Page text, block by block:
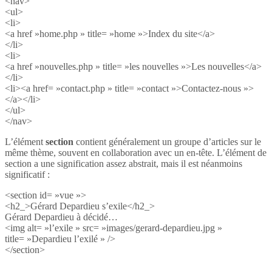
<ul>
<li>
<a href »home.php » title= »home »>Index du site</a>
</li>
<li>
<a href »nouvelles.php » title= »les nouvelles »>Les nouvelles</a>
</li>
<li><a href= »contact.php » title= »contact »>Contactez-nous »>
</a></li>
</ul>
</nav>
L’élément section contient généralement un groupe d’articles sur le
même thème, souvent en collaboration avec un en-tête. L’élément de
section a une signification assez abstrait, mais il est néanmoins
significatif :
<section id= »vue »>
<h2_>Gérard Depardieu s’exile</h2_>
Gérard Depardieu à décidé…
<img alt= »l’exile » src= »images/gerard-depardieu.jpg »
title= »Depardieu l’exilé » />
</section>